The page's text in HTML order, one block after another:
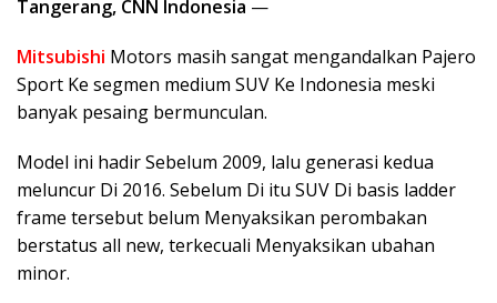
Tangerang, CNN Indonesia —
Mitsubishi Motors masih sangat mengandalkan Pajero
Sport Ke segmen medium SUV Ke Indonesia meski
banyak pesaing bermunculan.
Model ini hadir Sebelum 2009, lalu generasi kedua
meluncur Di 2016. Sebelum Di itu SUV Di basis ladder
frame tersebut belum Menyaksikan perombakan
berstatus all new, terkecuali Menyaksikan ubahan
minor.